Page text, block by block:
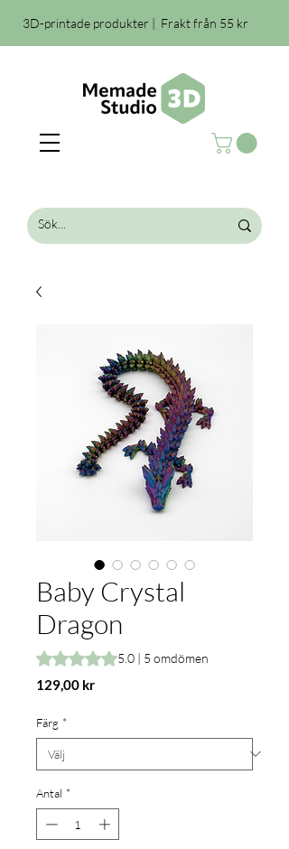
3D-printade produkter | Frakt från 55 kr
Baby Crystal
Dragon
Betyget är 5.0 av fem stjärnor baserat
5.0 | 5 omdömen
129,00 krPris
Färg *
Antal *